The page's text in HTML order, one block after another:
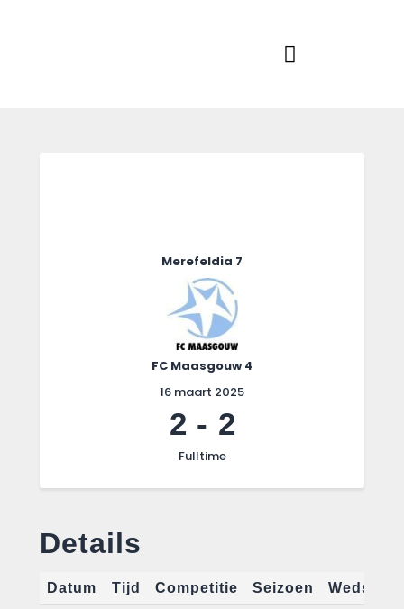
Merefeldia 7
FC Maasgouw 4
16 maart 2025
2 - 2
Fulltime
Details
Datum Tijd Competitie Seizoen